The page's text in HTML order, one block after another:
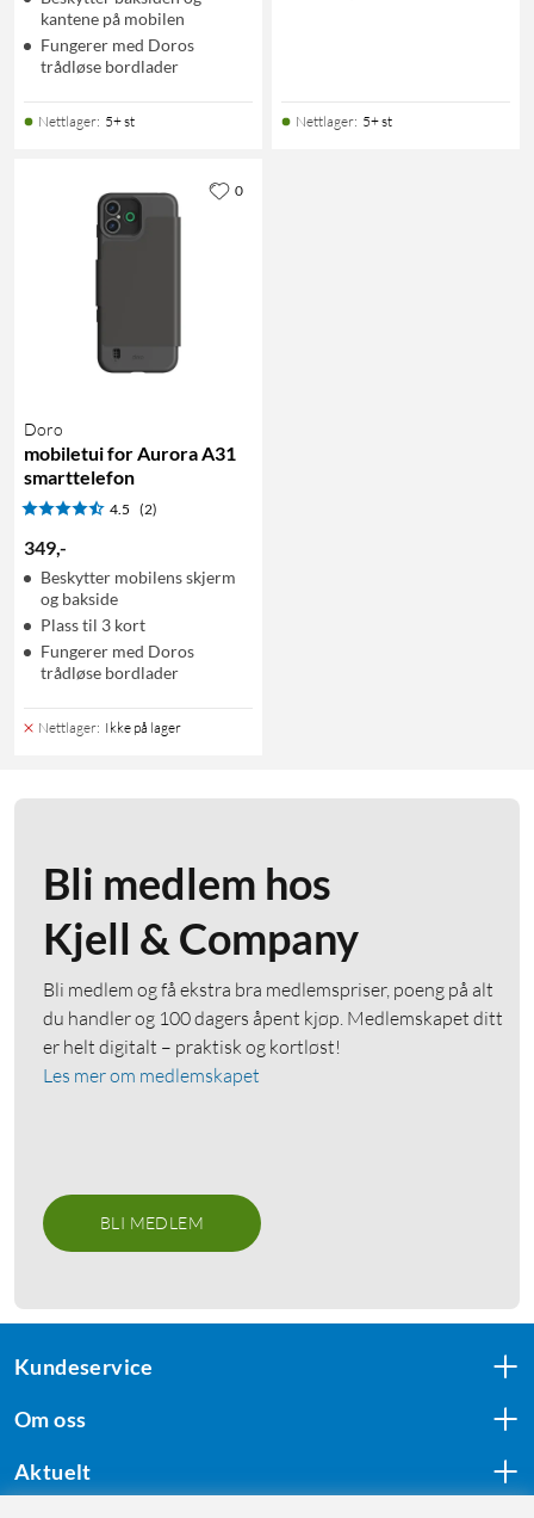
kantene på mobilen
Fungerer med Doros
trådløse bordlader
Nettlager: 5+ st Nettlager: 5+ st
Doro
mobiletui for Aurora A31
smarttelefon
4.5 (2)
349,-
Beskytter mobilens skjerm
og bakside
Plass til 3 kort
Fungerer med Doros
trådløse bordlader
Nettlager: Ikke på lager
0
Bli medlem hos
Kjell & Company
Bli medlem og få ekstra bra medlemspriser, poeng på alt
du handler og 100 dagers åpent kjøp. Medlemskapet ditt
er helt digitalt – praktisk og kortløst!
Les mer om medlemskapet
BLI MEDLEM
Kundeservice
Om oss
Aktuelt